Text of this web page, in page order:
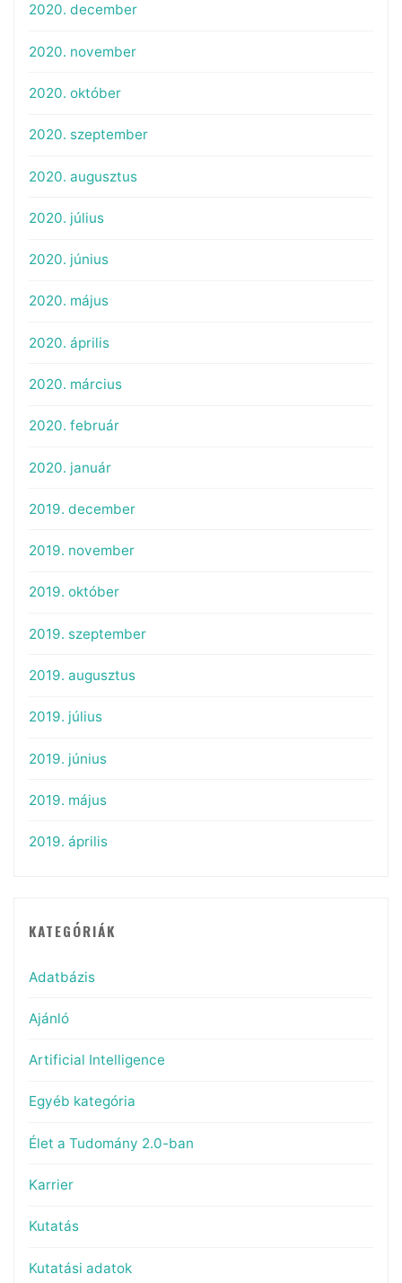
2020. december
2020. november
2020. október
2020. szeptember
2020. augusztus
2020. július
2020. június
2020. május
2020. április
2020. március
2020. február
2020. január
2019. december
2019. november
2019. október
2019. szeptember
2019. augusztus
2019. július
2019. június
2019. május
2019. április
KATEGÓRIÁK
Adatbázis
Ajánló
Artificial Intelligence
Egyéb kategória
Élet a Tudomány 2.0-ban
Karrier
Kutatás
Kutatási adatok